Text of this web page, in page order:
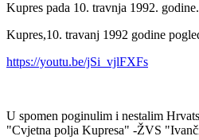
Kupres pada 10. travnja 1992. godine.
Kupres,10. travanj 1992 godine
https://youtu.be/jSi_vjlFXFs
U spomen poginulim i nestalim
"Cvjetna polja Kupresa" -ŽVS